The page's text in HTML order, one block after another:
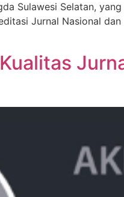
Sulawesi Selatan,
Jurnal Nasional